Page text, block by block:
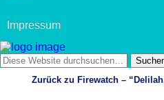
Impressum
Zurück zu Firewatch –